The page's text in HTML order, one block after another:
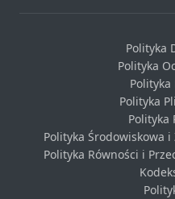
Polityka
Polityka
Polityka
Polityka
Polityka
Polityka Środowiskowa
Polityka Równości i